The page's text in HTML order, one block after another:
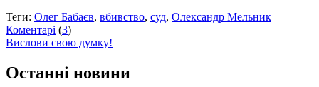
Теги: Олег Бабаєв, вбивство, суд, Олександр Мельник
Коментарі (3)
Вислови свою думку!
Останні новини